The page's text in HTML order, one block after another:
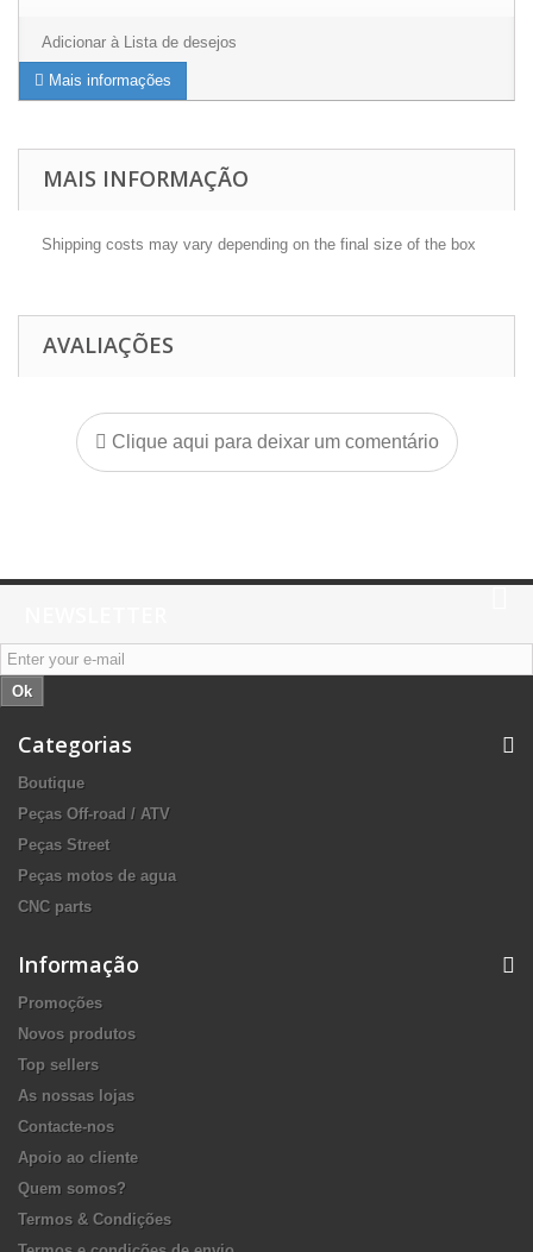
Adicionar à Lista de desejos
Mais informações
MAIS INFORMAÇÃO
Shipping costs may vary depending on the final size of the box
AVALIAÇÕES
Clique aqui para deixar um comentário
Ok
Categorias
Boutique
Peças Off-road / ATV
Peças Street
Peças motos de agua
CNC parts
Informação
Promoções
Novos produtos
Top sellers
As nossas lojas
Contacte-nos
Apoio ao cliente
Quem somos?
Termos & Condições